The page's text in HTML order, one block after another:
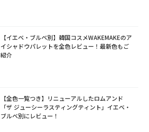
【イエベ・ブルベ別】韓国コスメWAKEMAKEのア
イシャドウパレットを全色レビュー！最新色もご
紹介
【全色一覧つき】リニューアルしたロムアンド
「ザ ジューシーラスティングティント」イエベ・
ブルベ別にレビュー！